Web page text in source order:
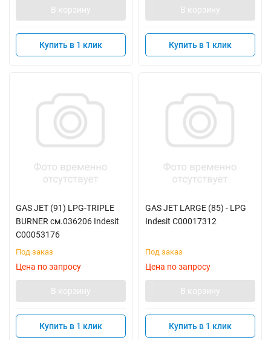
В корзину
Купить в 1 клик
В корзину
Купить в 1 клик
GAS JET (91) LPG-TRIPLE
BURNER см.036206 Indesit
C00053176
Под заказ
Цена по запросу
В корзину
Купить в 1 клик
GAS JET LARGE (85) - LPG
Indesit C00017312
Под заказ
Цена по запросу
В корзину
Купить в 1 клик